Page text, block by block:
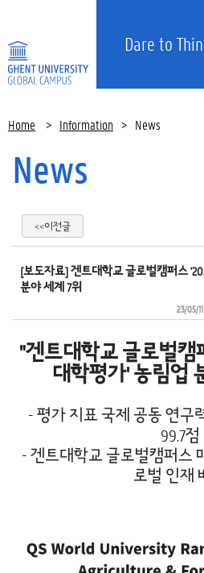
Dare to
Home > Information > News
News
<<이전글
[보도자료] 겐트대학교 글로벌캠퍼스
분야 세계 7위
23/05/
"겐트대학교 글로벌캠
대학평가' 농림업
- 평가 지표 국제 공동 연구
99.7점
- 겐트대학교 글로벌캠퍼스
로벌 인재